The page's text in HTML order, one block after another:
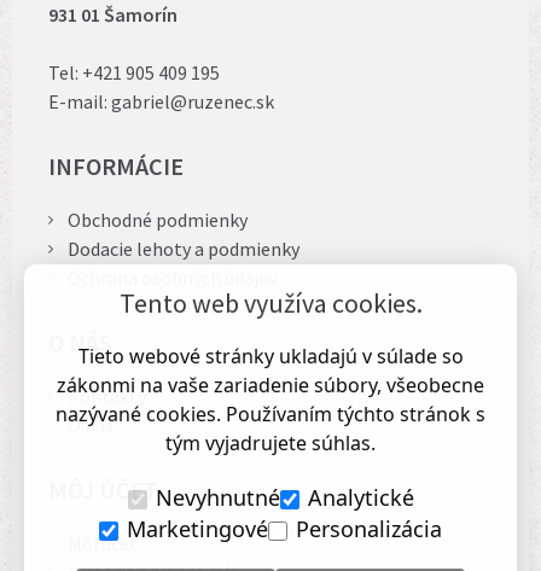
931 01 Šamorín
Tel: +421 905 409 195
E-mail: gabriel@ruzenec.sk
INFORMÁCIE
Obchodné podmienky
Dodacie lehoty a podmienky
O NÁS
Kontakty
O nás
MÔJ ÚČET
Môj účet
Tento web využíva cookies.
Tieto webové stránky ukladajú v súlade so
zákonmi na vaše zariadenie súbory, všeobecne
nazývané cookies. Používaním týchto stránok s
tým vyjadrujete súhlas.
Nevyhnutné
Analytické
Marketingové
Personalizácia